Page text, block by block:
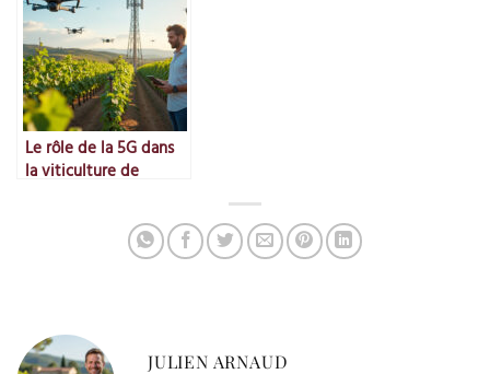
Le rôle de la 5G dans
la viticulture de
JULIEN ARNAUD